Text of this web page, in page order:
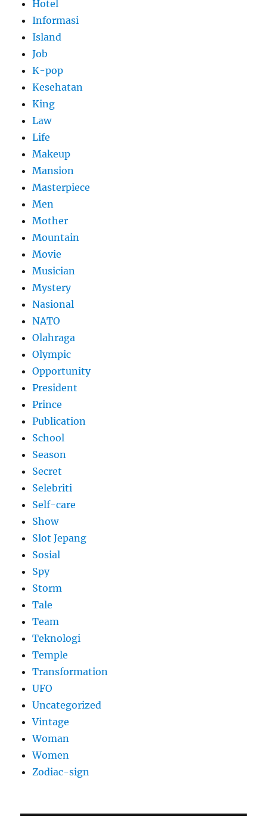
Hotel
Informasi
Island
Job
K-pop
Kesehatan
King
Law
Life
Makeup
Mansion
Masterpiece
Men
Mother
Mountain
Movie
Musician
Mystery
Nasional
NATO
Olahraga
Olympic
Opportunity
President
Prince
Publication
School
Season
Secret
Selebriti
Self-care
Show
Slot Jepang
Sosial
Spy
Storm
Tale
Team
Teknologi
Temple
Transformation
UFO
Uncategorized
Vintage
Woman
Women
Zodiac-sign